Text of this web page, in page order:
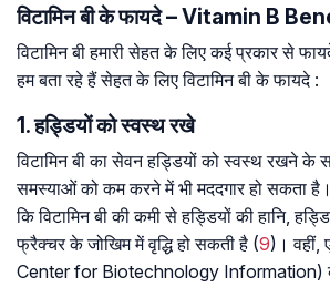
विटामिन बी के फायदे – Vitamin B
विटामिन बी हमारी सेहत के लिए कई प्रकार से
हम बता रहे हैं सेहत के लिए विटामिन बी के फायदे :
1. हड्डियों को स्वस्थ रखे
विटामिन बी का सेवन हड्डियों को स्वस्थ रखने के
समस्याओं को कम करने में भी मददगार हो सकता है।
कि विटामिन बी की कमी से हड्डियों की हानि,
फ्रैक्चर के जोखिम में वृद्धि हो सकती है (9)। वहीं,
Center for Biotechnology Information)